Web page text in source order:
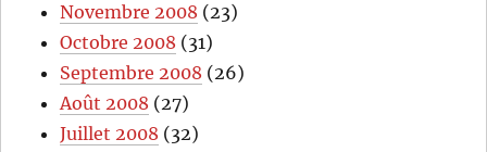
Novembre 2008 (23)
Octobre 2008 (31)
Septembre 2008 (26)
Août 2008 (27)
Juillet 2008 (32)